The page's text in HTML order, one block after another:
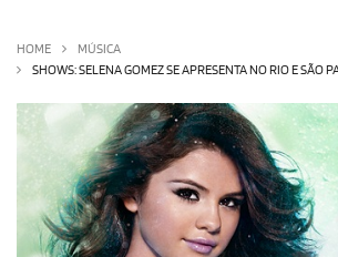
OLHA ISSO! EU
HOME
MÚSICA
SHOWS: SELENA GOMEZ SE APRESENTA NO RIO E SÃO